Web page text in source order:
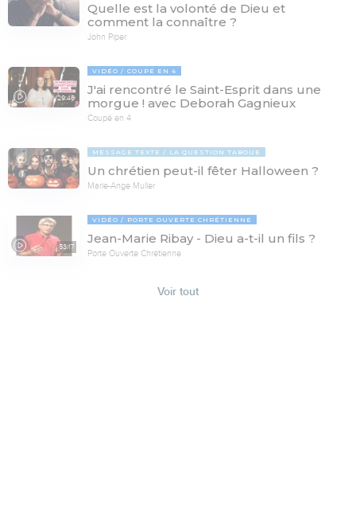
Quelle est la volonté de Dieu et
comment la connaître ?
John Piper
29:46
VIDÉO COUPÉ EN 4
J'ai rencontré le Saint-Esprit dans une
morgue ! avec Deborah Gagnieux
Coupé en 4
MESSAGE TEXTE LA QUESTION TABOUE
Un chrétien peut-il fêter Halloween ?
Marie-Ange Muller
53:17
VIDÉO PORTE OUVERTE CHRÉTIENNE
Jean-Marie Ribay - Dieu a-t-il un fils ?
Porte Ouverte Chrétienne
Voir tout